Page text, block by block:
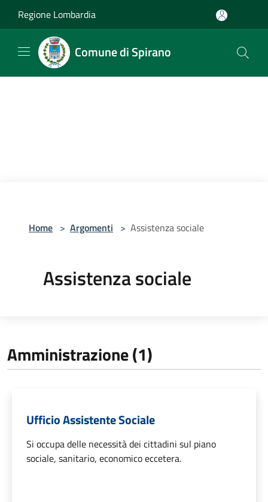
Regione Lombardia
Comune di Spirano
Home > Argomenti > Assistenza sociale
Assistenza sociale
Amministrazione (1)
Ufficio Assistente Sociale
Si occupa delle necessità dei cittadini sul piano
sociale, sanitario, economico eccetera.